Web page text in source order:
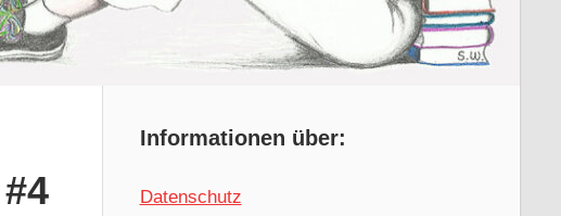
Informationen über:
Datenschutz